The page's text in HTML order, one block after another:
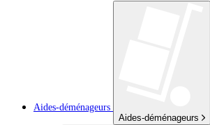
Aides-déménageurs
Aides-déménageurs